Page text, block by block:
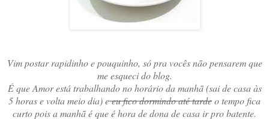
Vim postar rapidinho e pouquinho, só pra vocês não pensarem que
me esqueci do blog.
É que Amor está trabalhando no horário da manhã (sai de casa às
5 horas e volta meio dia) eeu fico dormindo até tardeo tempo fica
curto pois a manhã é que é hora de dona de casa ir pro batente.